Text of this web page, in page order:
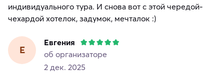
индивидуального тура. И снова вот с этой чередой-
чехардой хотелок, задумок, мечталок :)
Е
Евгения
об организаторе
2 дек. 2025